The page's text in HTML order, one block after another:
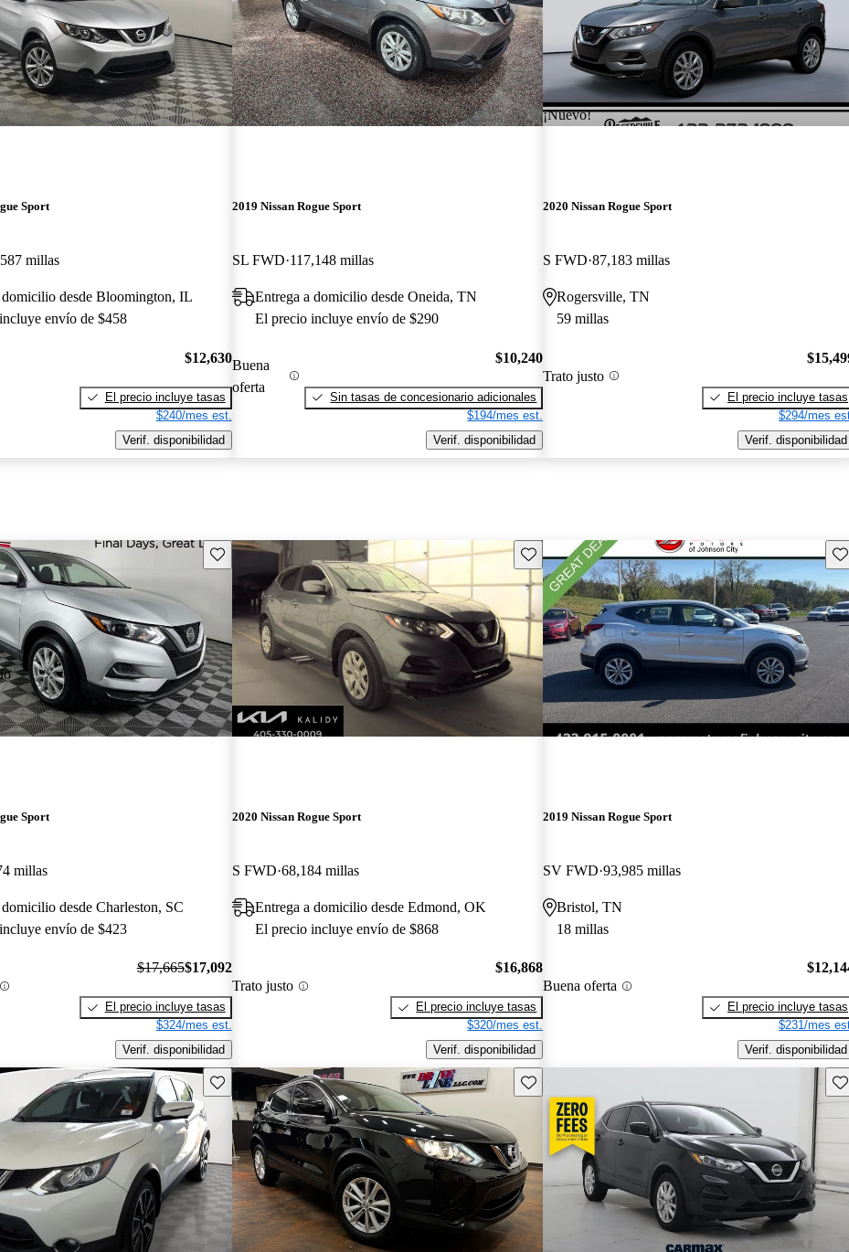
Sport
millas
domicilio desde Bloomington, IL
envío de $458
$12,630
El precio incluye tasas
$240/mes est.
Verif. disponibilidad
2019 Nissan Rogue Sport
SL FWD 117,148 millas
Entrega a domicilio desde Oneida, TN
El precio incluye envío de $290
Buena
oferta
$10,240
Sin tasas de concesionario adicionales
$194/mes est.
Verif. disponibilidad
¡Nuevo!
2020 Nissan Rogue Sport
S FWD 87,183 millas
Rogersville, TN
59 millas
Trato justo
El precio incluye tasas
$294/mes
Verif. disponibilidad
Guarda este Aviso
Sport
millas
desde Charleston, SC
envío de $423
$17,665$17,092
El precio incluye tasas
$324/mes est.
Verif. disponibilidad
Guarda este Aviso
2020 Nissan Rogue Sport
S FWD 68,184 millas
Entrega a domicilio desde Edmond, OK
El precio incluye envío de $868
Trato justo
$16,868
El precio incluye tasas
$320/mes est.
Verif. disponibilidad
2019 Nissan Rogue Sport
SV FWD 93,985 millas
Bristol, TN
18 millas
Buena oferta
El precio incluye tasas
$231/mes
Verif. disponibilidad
Guarda este Aviso Guarda este Aviso